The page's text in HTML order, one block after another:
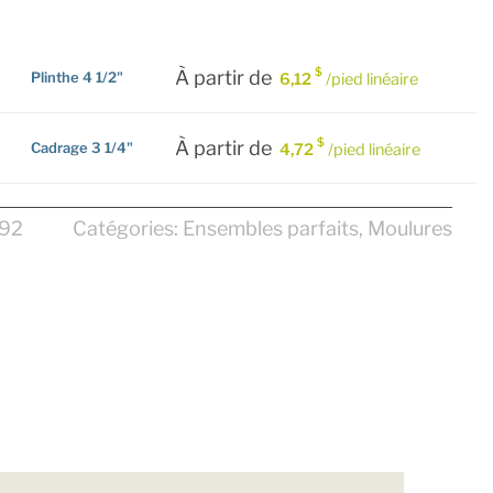
Plinthe 4 1/2" À partir de 6,12$ /pied linéaire
Cadrage 3 1/4" À partir de 4,72$ /pied linéaire
Catégories: Ensembles parfaits, Moulures